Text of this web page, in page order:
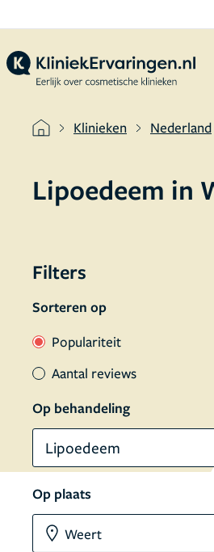
Klinieken Nederland
Lipoedeem in
Filters
Sorteren op
Populariteit
Aantal reviews
Op behandeling
Lipoedeem
Op plaats